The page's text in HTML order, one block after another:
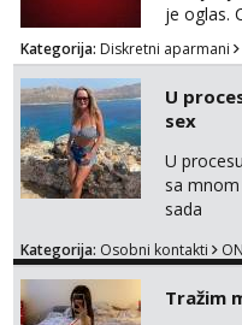
je oglas.
uredna,
Kategorija: Diskretni aparmani
U
sex
U
sa
sada
Kategorija: Osobni kontakti
Tražim